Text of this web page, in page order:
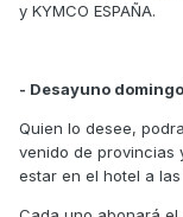
y KYMCO ESPAÑA.
- Desayuno
Quien lo desee,
venido de provincias
estar en el hotel a las